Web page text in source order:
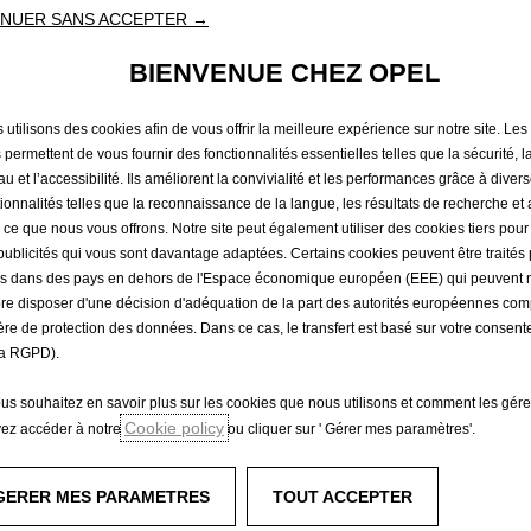
Rendez nous visite
de 61 mois et d’un kilométrage annuel de 15 000 km, 1er loyer de 5
de 17 243€ hors assurance facultative (dont 139€ de frais de
l’assurance facultative Décès, Perte Totale et Irréversible d’Autonomie,
qui s’ajoute au montant du loyer ci-dessus. Coût total de
Antilles-Guyane. Cet intermédiaire apporte son concours à la
Guyane (société détenue à 100 % par BNP Paribas Personal Finance),
Pointe-à-Pitre 341 891 653 - N° Orias 07 027 944 (www.orias.fr). Vous
la limite des stocks disponibles. Photo non contractuelle. Sous
de 32 710€ TTC. Émissions CO2 de 125g/Km.
SANS ACCEPTER →
BIENVENUE CHEZ OPEL
utilisons des cookies afin de vous offrir la meilleure expérience sur notre site.
permettent de vous fournir des fonctionnalités essentielles telles que la sécurité,
et l’accessibilité. Ils améliorent la convivialité et les performances grâce à
telles que la reconnaissance de la langue, les résultats de recherche et
que nous vous offrons. Notre site peut également utiliser des cookies tiers
qui vous sont davantage adaptées. Certains cookies peuvent être traités
dans des pays en dehors de l'Espace économique européen (EEE) qui peuvent
disposer d'une décision d'adéquation de la part des autorités européennes
de protection des données. Dans ce cas, le transfert est basé sur votre
RGPD).
souhaitez en savoir plus sur les cookies que nous utilisons et comment les
accéder à notre Cookie policy ou cliquer sur ' Gérer mes paramètres'.
GERER MES PARAMETRES TOUT ACCEPTER